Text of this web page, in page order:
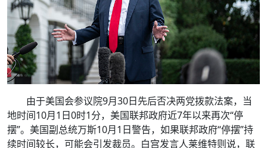
由于美国会参议院9月30日先后否决两党拨款法案，当
地时间10月1日0时1分，美国联邦政府近7年以来再次“停
摆”。美国副总统万斯10月1日警告，如果联邦政府“停摆”持
续时间较长，可能会引发裁员。白宫发言人莱维特则说，联